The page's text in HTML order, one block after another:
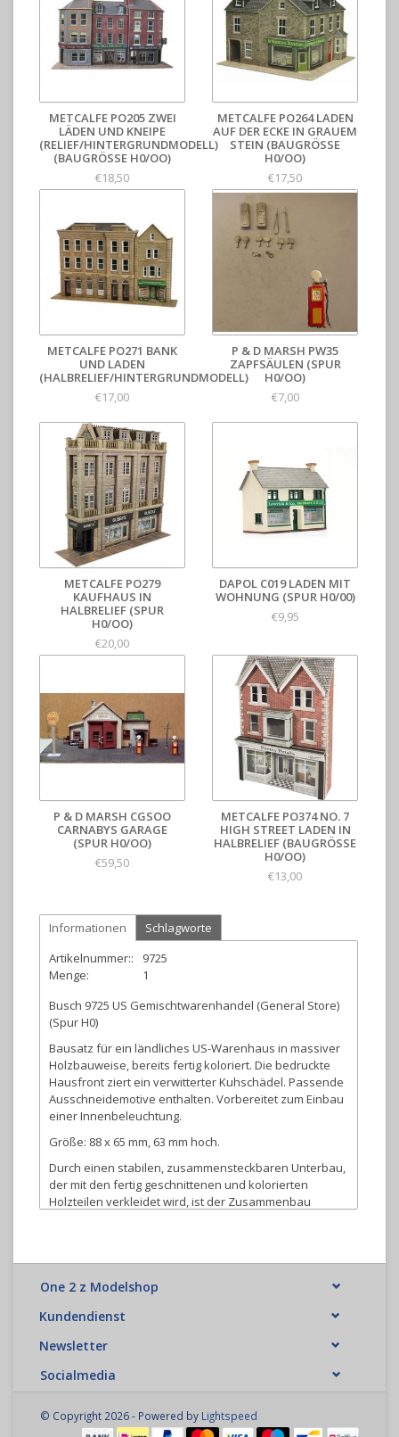
METCALFE PO205 ZWEI
LÄDEN UND KNEIPE
(RELIEF/HINTERGRUNDMODELL)
(BAUGRÖSSE H0/OO)
€18,50
METCALFE PO264 LADEN
AUF DER ECKE IN GRAUEM
STEIN (BAUGRÖSSE H
0/OO)
€17,50
METCALFE PO271 BANK
UND LADEN
(HALBRELIEF/HINTERGRUNDMODELL)
€17,00
P & D MARSH PW35
ZAPFSÄULEN (SPUR
H0/OO)
€7,00
METCALFE PO279
KAUFHAUS IN
HALBRELIEF (SPUR
H0/OO)
€20,00
DAPOL C019 LADEN MIT
WOHNUNG (SPUR H0/00)
€9,95
P & D MARSH CGSOO
CARNABYS GARAGE
(SPUR H0/OO)
€59,50
METCALFE PO374 NO. 7
HIGH STREET LADEN IN
HALBRELIEF (BAUGRÖSSE H
0/OO)
€13,00
Informationen
Schlagworte
Artikelnummer::
9725
Menge:
1
Busch 9725 US Gemischtwarenhandel (General Store)
(Spur H0)
Bausatz für ein ländliches US-Warenhaus in massiver
Holzbauweise, bereits fertig koloriert. Die bedruckte
Hausfront ziert ein verwitterter Kuhschädel. Passende
Ausschneidemotive enthalten. Vorbereitet zum Einbau
einer Innenbeleuchtung.
Größe: 88 x 65 mm, 63 mm hoch.
Durch einen stabilen, zusammensteckbaren Unterbau,
der mit den fertig geschnittenen und kolorierten
Holzteilen verkleidet wird, ist der Zusammenbau
Dieses Kit wird aus farbigem Kunststoff geliefert. Für
das beste Endergebnis empfehlen wir jedoch, das
Produkt zu lackieren.
One 2 z Modelshop
Kundendienst
Newsletter
Socialmedia
© Copyright 2026 - Powered by Lightspeed